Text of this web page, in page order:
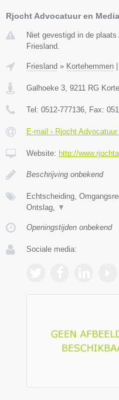
Rjocht Advocatuur en
Niet gevestigd in de
Friesland.
Friesland » Kortehemmen
Galhoeke 3 9211 RG
Tel: 0512-777136 , Fax:
E-mail › Rjocht
Website: http://
Beschrijving onbekend
Echtscheiding,
Ontslag,
▼
Openingstijden onbekend
Sociale media: